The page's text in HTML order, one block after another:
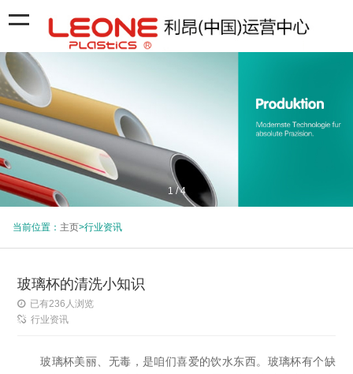
1 /4
当前位置： 主页>行业资讯
玻璃杯的清洗小知识
已有236 人浏览
行业资讯
玻璃杯美丽、无毒，是咱们喜爱的饮水东西。玻璃杯有个缺